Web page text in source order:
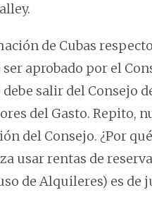
de Cubas
aprobado por el
salir del Consejo
del Gasto. Repito,
del Consejo. ¿Por
usar rentas de
de Alquileres) es de